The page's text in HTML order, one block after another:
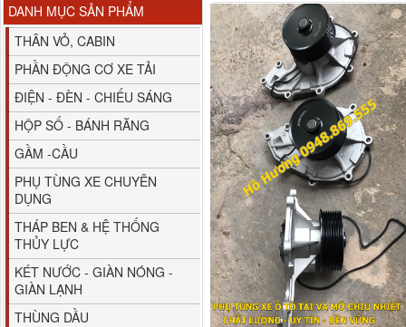
DANH MỤC SẢN PHẨM
THÂN VỎ, CABIN
PHẦN ĐỘNG CƠ XE TẢI
ĐIỆN - ĐÈN - CHIẾU SÁNG
HỘP SỐ - BÁNH RĂNG
GẦM -CẦU
PHỤ TÙNG XE CHUYÊN
DỤNG
THÁP BEN & HỆ THỐNG
THỦY LỰC
KÉT NƯỚC - GIÀN NÓNG -
GIÀN LẠNH
THÙNG DẦU
Bình nước phụ
Chenglong hải âu...
80YHCB-60 Bơm xăng
dầu 60m3/h...